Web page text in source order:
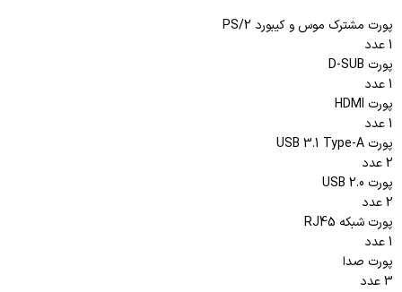
پورت مشترک موس و کیبورد PS/2
1 عدد
پورت D-SUB
1 عدد
پورت HDMI
1 عدد
پورت USB 3.1 Type-A
2 عدد
پورت USB 2.0
2 عدد
پورت شبکه RJ45
1 عدد
پورت صدا
3 عدد